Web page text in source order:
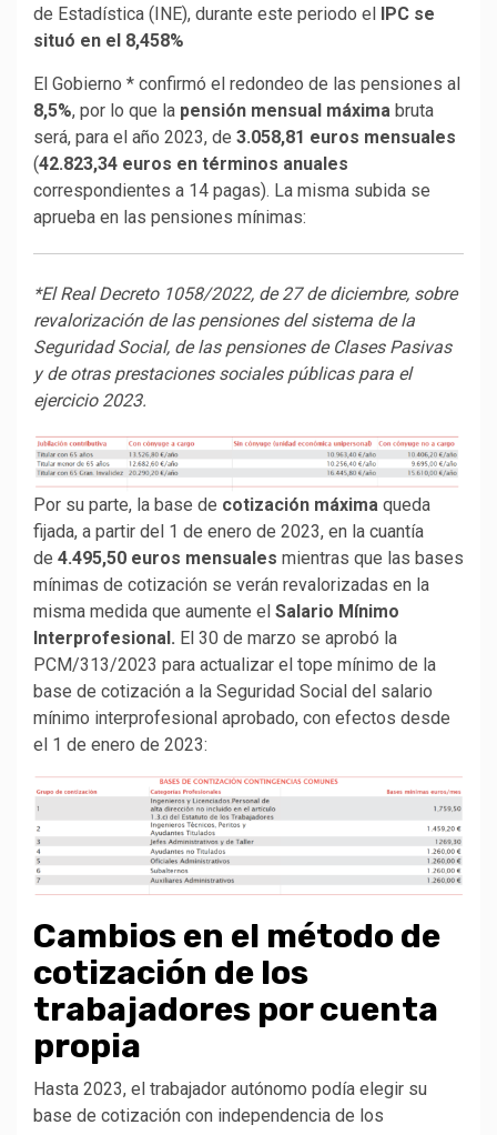
de Estadística (INE), durante este periodo el IPC se
situó en el 8,458%
El Gobierno * confirmó el redondeo de las pensiones al
8,5%, por lo que la pensión mensual máxima bruta
será, para el año 2023, de 3.058,81 euros mensuales
(42.823,34 euros en términos anuales
correspondientes a 14 pagas). La misma subida se
aprueba en las pensiones mínimas:
*El Real Decreto 1058/2022, de 27 de diciembre, sobre
revalorización de las pensiones del sistema de la
Seguridad Social, de las pensiones de Clases Pasivas
y de otras prestaciones sociales públicas para el
ejercicio 2023.
Por su parte, la base de cotización máxima queda
fijada, a partir del 1 de enero de 2023, en la cuantía
de 4.495,50 euros mensuales mientras que las bases
mínimas de cotización se verán revalorizadas en la
misma medida que aumente el Salario Mínimo
Interprofesional. El 30 de marzo se aprobó la
PCM/313/2023 para actualizar el tope mínimo de la
base de cotización a la Seguridad Social del salario
mínimo interprofesional aprobado, con efectos desde
el 1 de enero de 2023:
Cambios en el método de
cotización de los
trabajadores por cuenta
propia
Hasta 2023, el trabajador autónomo podía elegir su
base de cotización con independencia de los